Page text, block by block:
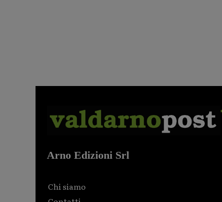
Arno Edizioni Srl
Chi siamo